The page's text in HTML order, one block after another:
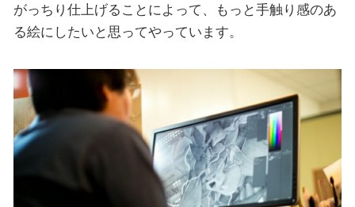
がっちり仕上げることによって、もっと手触り感のあ
る絵にしたいと思ってやっています。